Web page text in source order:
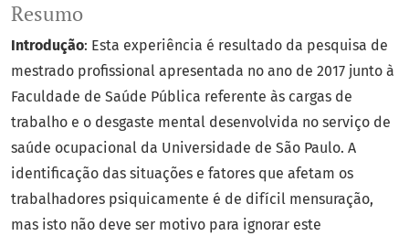
Resumo
Introdução: Esta experiência é resultado da pesquisa de
mestrado profissional apresentada no ano de 2017 junto à
Faculdade de Saúde Pública referente às cargas de
trabalho e o desgaste mental desenvolvida no serviço de
saúde ocupacional da Universidade de São Paulo. A
identificação das situações e fatores que afetam os
trabalhadores psiquicamente é de difícil mensuração,
mas isto não deve ser motivo para ignorar este